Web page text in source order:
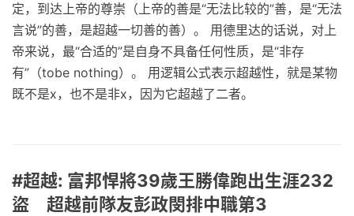
定，到达上帝的尊崇（上帝的善是“无法比较的”善，是“无法
言说”的善，是超越一切善的善）。 用德里达的话说，对上
帝来说，最“合适的”是自身不具备任何性质，是“非存
有”（tobe nothing）。 用逻辑公式表示超越性，就是某物
既不是x，也不是非x，因为它超越了二者。
#超越: 富邦悍將39歲王勝偉跑出生涯232
盜 超越前隊友彭政閔排中職第3